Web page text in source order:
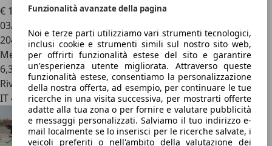
Funzionalità avanzate della pagina
Noi e terze parti utilizziamo vari strumenti tecnologici,
inclusi cookie e strumenti simili sul nostro sito web,
per offrirti funzionalità estese del sito e garantire
un'esperienza utente migliorata. Attraverso queste
funzionalità estese, consentiamo la personalizzazione
della nostra offerta, ad esempio, per continuare le tue
ricerche in una visita successiva, per mostrarti offerte
adatte alla tua zona o per fornire e valutare pubblicità
e messaggi personalizzati. Salviamo il tuo indirizzo e-
mail localmente se lo inserisci per le ricerche salvate, i
veicoli preferiti o nell'ambito della valutazione dei
€ 1.990
03/2007
204.000 km
Metano
6,3 kg/100 km (comb.)
Rivenditore
IT 40131